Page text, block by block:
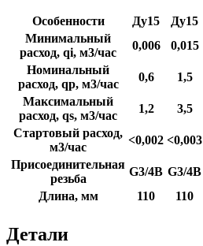
Особенности Ду15 Ду15
Минимальный
расход, qi, м3/час
0,006 0,015
Номинальный
расход, qp, м3/час
0,6 1,5
Максимальный
расход, qs, м3/час
1,2 3,5
Стартовый расход,
м3/час
<0,002 <0,003
Присоединительная
резьба
G3/4B G3/4B
Длина, мм
110 110
Детали